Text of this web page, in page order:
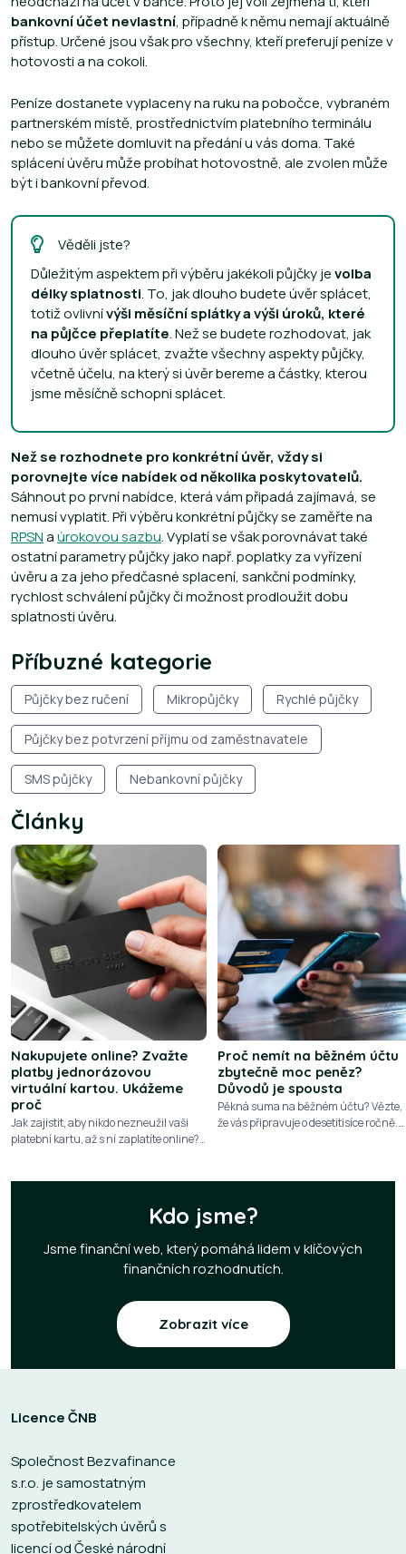
bankovní účet nevlastní, případně k němu nemají aktuálně
přístup. Určené jsou však pro všechny, kteří preferují peníze v
hotovosti a na cokoli.
Peníze dostanete vyplaceny na ruku na pobočce, vybraném
partnerském místě, prostřednictvím platebního terminálu
nebo se můžete domluvit na předání u vás doma. Také
splácení úvěru může probíhat hotovostně, ale zvolen může
být i bankovní převod.
Věděli jste?
Důležitým aspektem při výběru jakékoli půjčky jevolba
délky splatnosti. To, jak dlouho budete úvěr splácet,
totiž ovlivnívýši měsíční splátky a výši úroků, které
na půjčce přeplatíte. Než se budete rozhodovat, jak
dlouho úvěr splácet, zvažte všechny aspekty půjčky,
včetně účelu, na který si úvěr bereme a částky, kterou
jsme měsíčně schopni splácet.
Než se rozhodnete pro konkrétní úvěr, vždy si
porovnejte více nabídek od několika poskytovatelů.
Sáhnout po první nabídce, která vám připadá zajímavá, se
nemusí vyplatit. Při výběru konkrétní půjčky se zaměřte na
RPSNaúrokovou sazbu. Vyplatí se však porovnávat také
ostatní parametry půjčky jako např. poplatky za vyřízení
úvěru a za jeho předčasné splacení, sankční podmínky,
rychlost schválení půjčky či možnost prodloužit dobu
splatnosti úvěru.
Příbuzné kategorie
Půjčky bez ručení Mikropůjčky Rychlé půjčky
Půjčky bez potvrzení příjmu od zaměstnavatele
SMS půjčky Nebankovní půjčky
Články
Nakupujete online? Zvažte
platby jednorázovou
virtuální kartou. Ukážeme
proč
Jak zajistit, aby nikdo nezneužil vaši
platební kartu, až s ní zaplatíte online?
Proč nemít na běžném účtu
zbytečně moc peněz?
Důvodů je spousta
Pěkná suma na běžném účtu? Vězte,
že vás připravuje o desetitisíce ročně.
Kdo jsme?
Jsme finanční web, který pomáhá lidem v klíčových
finančních rozhodnutích.
Zobrazit více
Licence ČNB
Společnost Bezvafinance
s.r.o. je samostatným
zprostředkovatelem
spotřebitelských úvěrů s
licencí od České národní